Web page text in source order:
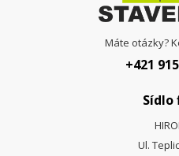
Máte otázky?
+421
Sídlo
Ul.